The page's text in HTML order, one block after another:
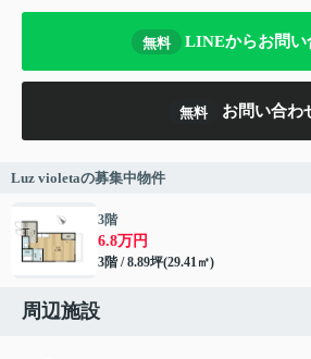
無料 LINEからお問い
無料 お問い合わ
Luz violetaの募集中物件
3階
6.8万円
3階 / 8.89坪(29.41㎡)
周辺施設